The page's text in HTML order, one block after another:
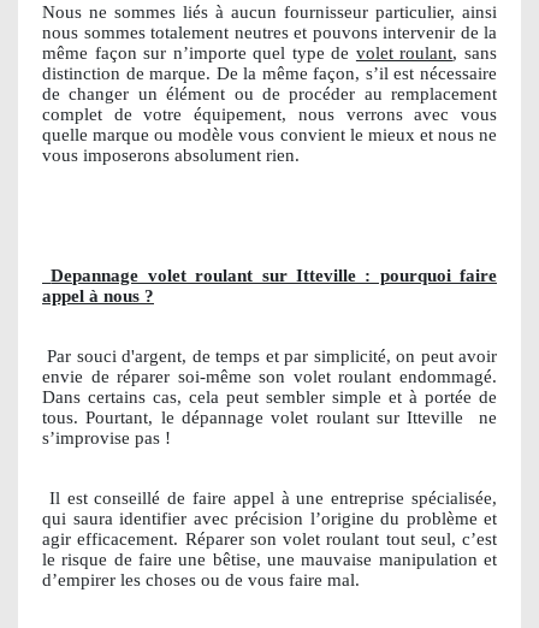
Nous ne sommes liés à aucun fournisseur particulier, ainsi
nous sommes totalement neutres et pouvons intervenir de la
même façon sur n’importe quel type de volet roulant, sans
distinction de marque. De la même façon, s’il est nécessaire
de changer un élément ou de procéder au remplacement
complet de votre équipement, nous verrons avec vous
quelle marque ou modèle vous convient le mieux et nous ne
vous imposerons absolument rien.
Depannage volet roulant sur Itteville : pourquoi faire
appel à nous ?
Par souci d'argent, de temps et par simplicité, on peut avoir
envie de réparer soi-même son volet roulant endommagé.
Dans certains cas, cela peut sembler simple et à portée de
tous. Pourtant, le dépannage volet roulant sur Itteville
ne
s’improvise pas !
Il est conseillé de faire appel à une entreprise spécialisée,
qui saura identifier avec précision l’origine du problème et
agir efficacement. Réparer son volet roulant tout seul, c’est
le risque de faire une bêtise, une mauvaise manipulation et
d’empirer les choses ou de vous faire mal.